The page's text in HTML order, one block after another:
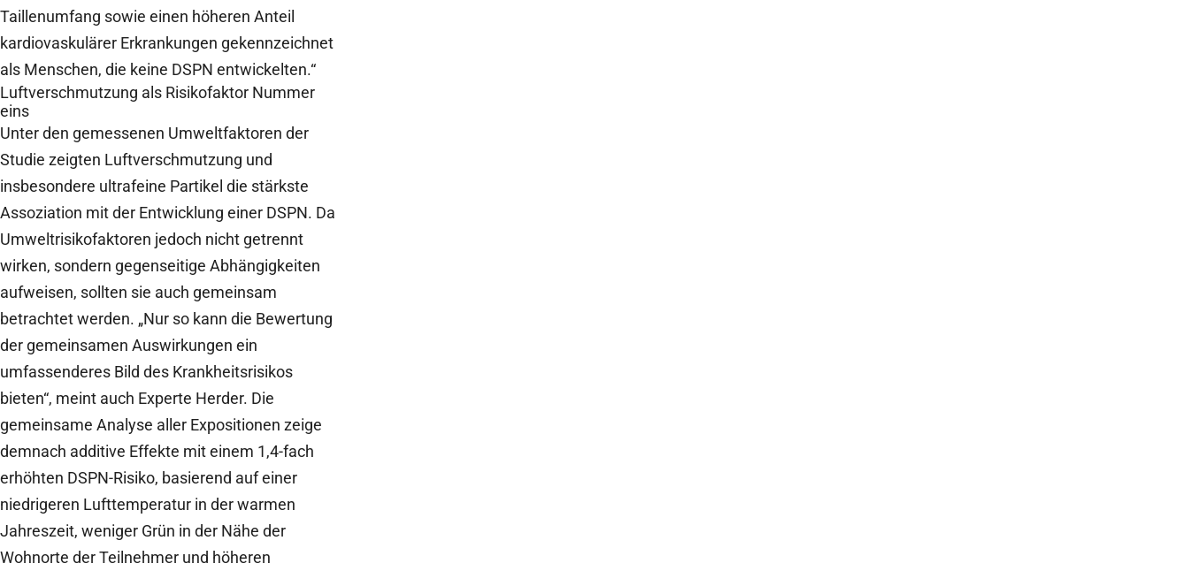
Taillenumfang sowie einen höheren Anteil
kardiovaskulärer Erkrankungen gekennzeichnet
als Menschen, die keine DSPN entwickelten.“
Luftverschmutzung als Risikofaktor Nummer
eins
Unter den gemessenen Umweltfaktoren der
Studie zeigten Luftverschmutzung und
insbesondere ultrafeine Partikel die stärkste
Assoziation mit der Entwicklung einer DSPN. Da
Umweltrisikofaktoren jedoch nicht getrennt
wirken, sondern gegenseitige Abhängigkeiten
aufweisen, sollten sie auch gemeinsam
betrachtet werden. „Nur so kann die Bewertung
der gemeinsamen Auswirkungen ein
umfassenderes Bild des Krankheitsrisikos
bieten“, meint auch Experte Herder. Die
gemeinsame Analyse aller Expositionen zeige
demnach additive Effekte mit einem 1,4-fach
erhöhten DSPN-Risiko, basierend auf einer
niedrigeren Lufttemperatur in der warmen
Jahreszeit, weniger Grün in der Nähe der
Wohnorte der Teilnehmer und höheren